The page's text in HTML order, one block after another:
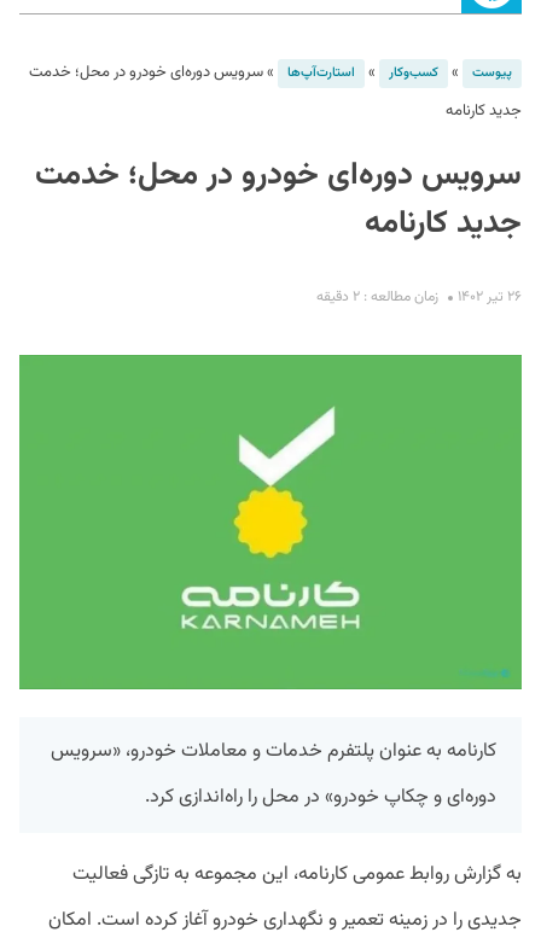
پیوست » کسب‌و‌کار » استارت‌آپ‌ها »سرویس دوره‌ای خودرو در محل؛ خدمت
جدید کارنامه
سرویس دوره‌ای خودرو در محل؛ خدمت
جدید کارنامه
۲۶ تیر ۱۴۰۲ زمان مطالعه : ۲ دقیقه
کارنامه به عنوان پلتفرم خدمات و معاملات خودرو، «سرویس
دوره‌ای و چکاپ خودرو» در محل را راه‌اندازی کرد.
به گزارش روابط عمومی کارنامه، این مجموعه به تازگی فعالیت
جدیدی را در زمینه تعمیر و نگهداری خودرو آغاز کرده است. امکان